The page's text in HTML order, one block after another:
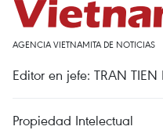
AGENCIA VIETNAMITA DE NOTICIAS
Editor en jefe: TRAN TIEN
Propiedad Intelectual